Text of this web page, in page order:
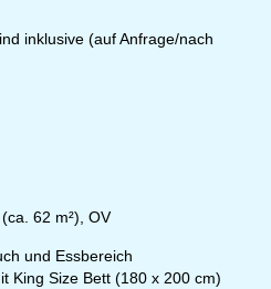
inklusive (auf Anfrage/nach
62 m²), OV
und Essbereich
King Size Bett (180 x 200 cm)